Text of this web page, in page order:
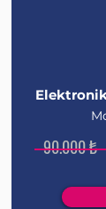
90.000 ₺